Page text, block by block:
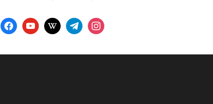
facebookyoutubewikipediatelegraminstagram